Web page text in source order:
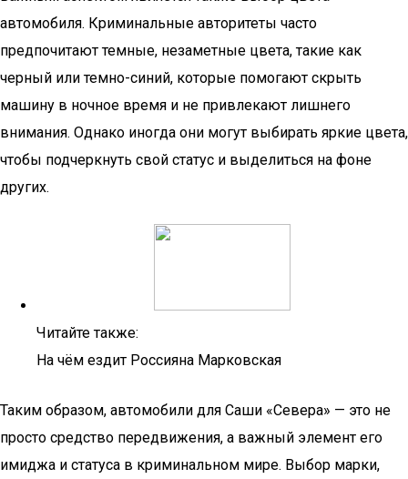
автомобиля. Криминальные авторитеты часто
предпочитают темные, незаметные цвета, такие как
черный или темно-синий, которые помогают скрыть
машину в ночное время и не привлекают лишнего
внимания. Однако иногда они могут выбирать яркие цвета,
чтобы подчеркнуть свой статус и выделиться на фоне
других.
Читайте также:
На чём ездит Россияна Марковская
Таким образом, автомобили для Саши «Севера» — это не
просто средство передвижения, а важный элемент его
имиджа и статуса в криминальном мире. Выбор марки,